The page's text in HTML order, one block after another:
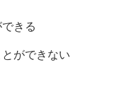
きる
ができない